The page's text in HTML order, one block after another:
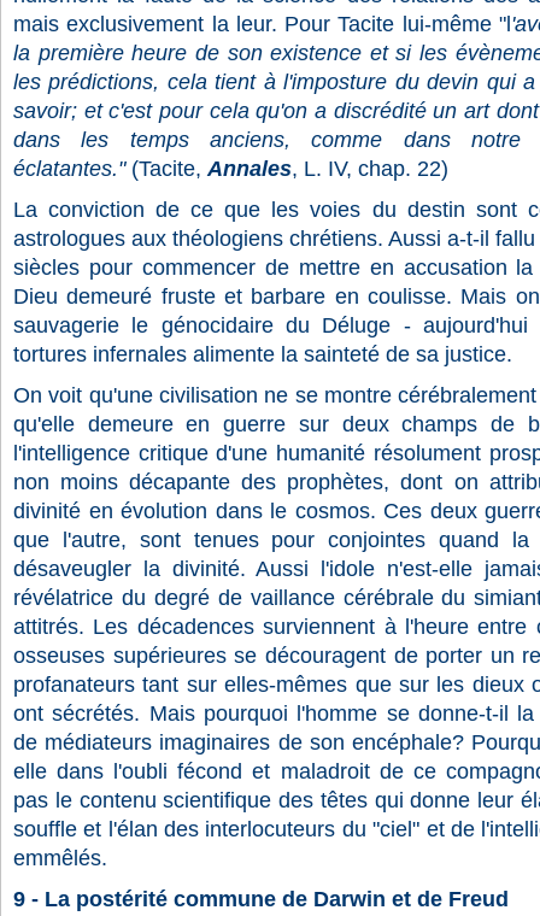
mais exclusivement la leur. Pour Tacite lui-même "l
la première heure de son existence et si les
les prédictions, cela tient à l'imposture du devin qui
savoir; et c'est pour cela qu'on a discrédité un art
dans les temps anciens, comme dans notre
éclatantes." (Tacite, Annales, L. IV, chap. 22)
La conviction de ce que les voies du destin sont
astrologues aux théologiens chrétiens. Aussi a-t-il
siècles pour commencer de mettre en accusation
Dieu demeuré fruste et barbare en coulisse. Mais
sauvagerie le génocidaire du Déluge -
tortures infernales alimente la sainteté de sa justice.
On voit qu'une civilisation ne se montre
qu'elle demeure en guerre sur deux champs de
l'intelligence critique d'une humanité résolument
non moins décapante des prophètes, dont on
divinité en évolution dans le cosmos. Ces deux
que l'autre, sont tenues pour conjointes quand
désaveugler la divinité. Aussi l'idole n'est-elle
révélatrice du degré de vaillance cérébrale du
attitrés. Les décadences surviennent à l'heure
osseuses supérieures se découragent de porter un
profanateurs tant sur elles-mêmes que sur les dieux
ont sécrétés. Mais pourquoi l'homme se donne-t-il
de médiateurs imaginaires de son encéphale?
elle dans l'oubli fécond et maladroit de ce
pas le contenu scientifique des têtes qui donne leur
souffle et l'élan des interlocuteurs du "ciel" et de
emmêlés.
9 - La postérité commune de Darwin et de Freud